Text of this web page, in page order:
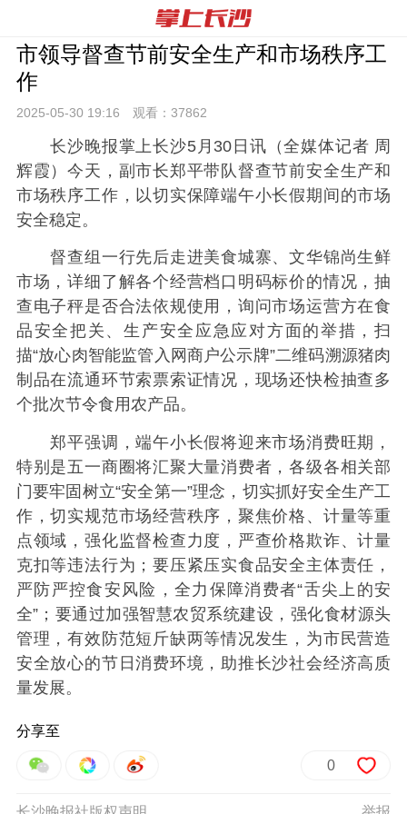
市领导督查节前安全生产和市场秩序工
作
2025-05-30 19:16 观看： 37862
长沙晚报掌上长沙5月30日讯（全媒体记者 周
辉霞）今天，副市长郑平带队督查节前安全生产和
市场秩序工作，以切实保障端午小长假期间的市场
安全稳定。
督查组一行先后走进美食城寨、文华锦尚生鲜
市场，详细了解各个经营档口明码标价的情况，抽
查电子秤是否合法依规使用，询问市场运营方在食
品安全把关、生产安全应急应对方面的举措，扫
描“放心肉智能监管入网商户公示牌”二维码溯源猪肉
制品在流通环节索票索证情况，现场还快检抽查多
个批次节令食用农产品。
郑平强调，端午小长假将迎来市场消费旺期，
特别是五一商圈将汇聚大量消费者，各级各相关部
门要牢固树立“安全第一”理念，切实抓好安全生产工
作，切实规范市场经营秩序，聚焦价格、计量等重
点领域，强化监督检查力度，严查价格欺诈、计量
克扣等违法行为；要压紧压实食品安全主体责任，
严防严控食安风险，全力保障消费者“舌尖上的安
全”；要通过加强智慧农贸系统建设，强化食材源头
管理，有效防范短斤缺两等情况发生，为市民营造
安全放心的节日消费环境，助推长沙社会经济高质
量发展。
分享至
0